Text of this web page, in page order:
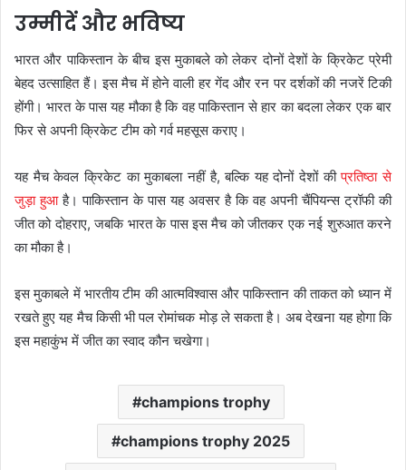
उम्मीदें और भविष्य
भारत और पाकिस्तान के बीच इस मुकाबले को लेकर दोनों देशों के क्रिकेट प्रेमी
बेहद उत्साहित हैं। इस मैच में होने वाली हर गेंद और रन पर दर्शकों की नजरें टिकी
होंगी। भारत के पास यह मौका है कि वह पाकिस्तान से हार का बदला लेकर एक बार
फिर से अपनी क्रिकेट टीम को गर्व महसूस कराए।
यह मैच केवल क्रिकेट का मुकाबला नहीं है, बल्कि यह दोनों देशों कीप्रतिष्ठा से
जुड़ा हुआहै। पाकिस्तान के पास यह अवसर है कि वह अपनी चैंपियन्स ट्रॉफी की
जीत को दोहराए, जबकि भारत के पास इस मैच को जीतकर एक नई शुरुआत करने
का मौका है।
इस मुकाबले में भारतीय टीम की आत्मविश्वास और पाकिस्तान की ताकत को ध्यान में
रखते हुए यह मैच किसी भी पल रोमांचक मोड़ ले सकता है। अब देखना यह होगा कि
इस महाकुंभ में जीत का स्वाद कौन चखेगा।
champions trophy
champions trophy 2025